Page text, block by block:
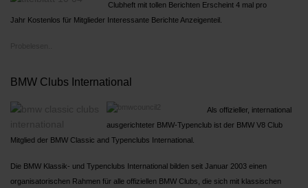
Clubheft mit tollen Berichten Erscheint 4 mal pro
Jahr Kostenlos für Mitglieder Interessante Berichte Anzeigenteil.
BMW Clubs International
Als offizieller, international
ausgerichteter BMW-Typenclub ist der BMW V8 Club
Mitglied der BMW Classic and Typenclubs International.
Die BMW Klassik- und Typenclubs International bilden seit Januar 2003 einen
organisatorischen Rahmen für alle offiziellen BMW Clubs, die sich mit klassischen